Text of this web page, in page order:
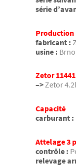
série
Production
fabricant :
usine :
Zetor
–>Zetor
Capacité
carburant :
Attelage 3
contrôle :
relevage